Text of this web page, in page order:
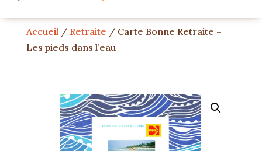
Accueil / Retraite / Carte Bonne Retraite –
Les pieds dans l’eau